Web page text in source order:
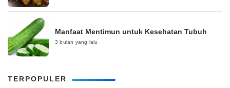
Manfaat Mentimun untuk Kesehatan Tubuh
3 bulan yang lalu
TERPOPULER